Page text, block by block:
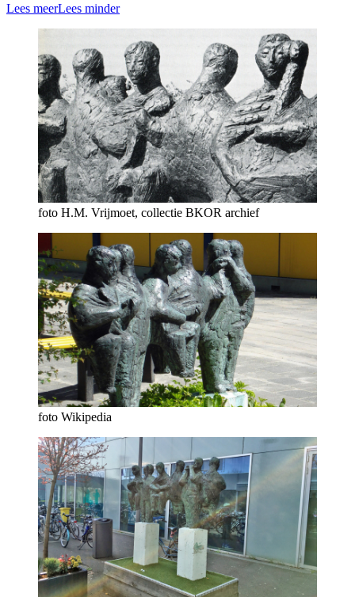
Lees meerLees minder
foto H.M. Vrijmoet, collectie BKOR archief
foto Wikipedia